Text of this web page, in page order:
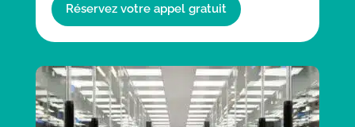
Réservez votre appel gratuit